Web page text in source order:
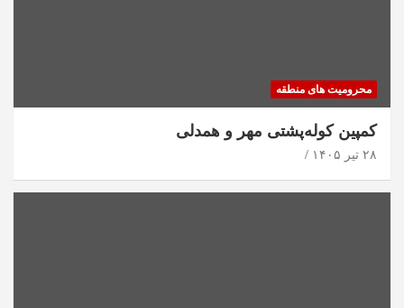
محرومیت های منطقه
کمپین کوله‌پشتی مهر و همدلی
۲۸ تیر ۱۴۰۵